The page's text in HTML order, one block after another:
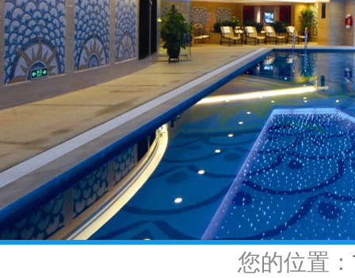
您的位置：